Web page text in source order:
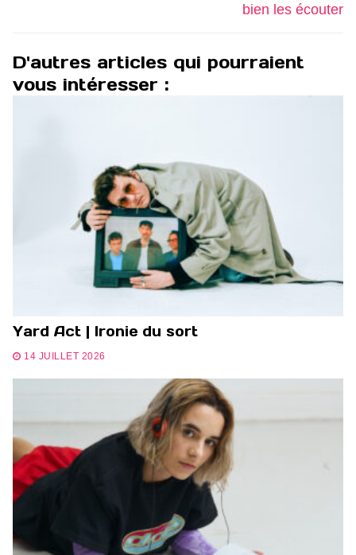
bien les écouter
D'autres articles qui pourraient
vous intéresser :
Yard Act | Ironie du sort
14 JUILLET 2026